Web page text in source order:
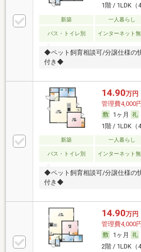
1階 / 1LDK（
新築 一人暮らし
バス・トイレ別 インターネット
◆ペット飼育相談可/分譲仕様の
付き◆
14.90万円
管理費4,000
1ヶ月
1階 / 1LDK（
新築 一人暮らし
バス・トイレ別 インターネット
◆ペット飼育相談可/分譲仕様の
付き◆
14.90万円
管理費4,000円
1ヶ月
2階 / 1LDK（